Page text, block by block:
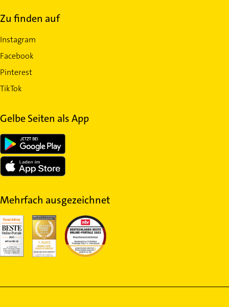
Zu finden auf
Instagram
Facebook
Pinterest
TikTok
Gelbe Seiten als App
Mehrfach ausgezeichnet